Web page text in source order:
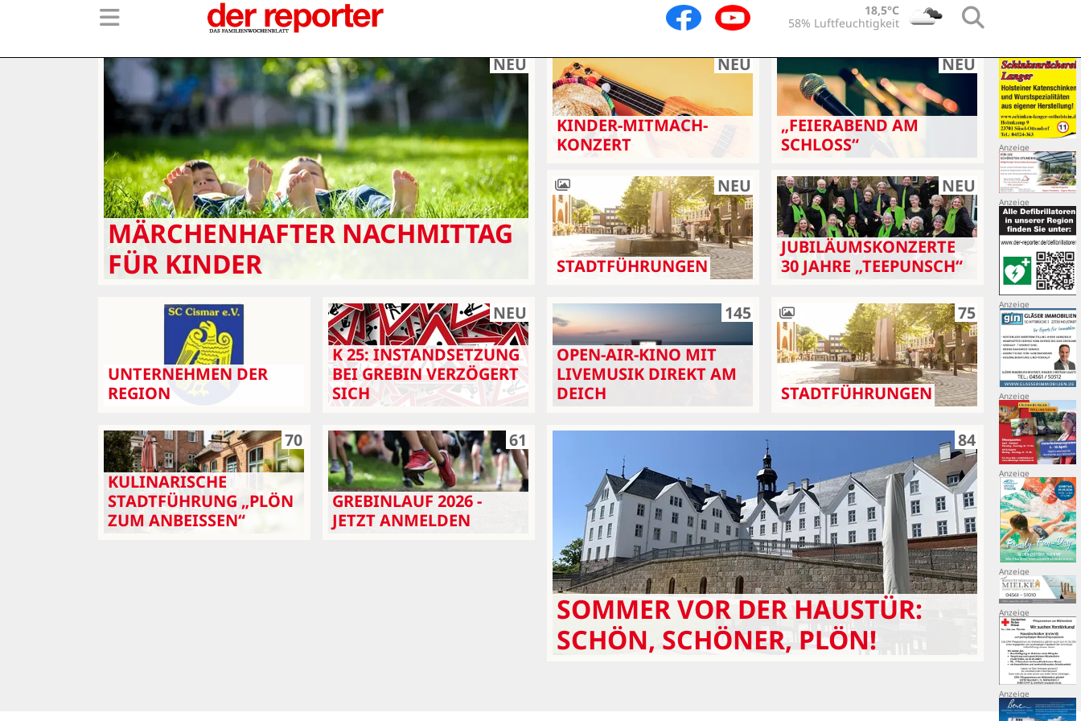
18,5°C
58% Luftfeuchtigkeit
NEU
MÄRCHENHAFTER NACHMITTAG
FÜR KINDER
NEU
KINDER-MITMACH-
KONZERT
NEU
„FEIERABEND AM
SCHLOSS“
NEU
STADTFÜHRUNGEN
NEU
JUBILÄUMSKONZERTE
30 JAHRE „TEEPUNSCH“
UNTERNEHMEN DER
REGION
NEU
K 25: INSTANDSETZUNG
BEI GREBIN VERZÖGERT
SICH
145
OPEN-AIR-KINO MIT
LIVEMUSIK DIREKT AM
DEICH
75
STADTFÜHRUNGEN
70
KULINARISCHE
STADTFÜHRUNG „PLÖN
ZUM ANBEISSEN“
61
GREBINLAUF 2026 -
JETZT ANMELDEN
84
SOMMER VOR DER HAUSTÜR:
SCHÖN, SCHÖNER, PLÖN!